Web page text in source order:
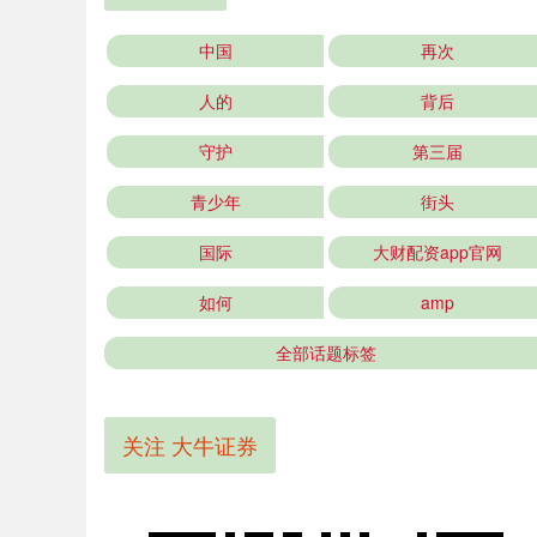
中国 再次
人的 背后
守护 第三届
青少年 街头
国际 大财配资app官网
如何 amp
全部话题标签
关注 大牛证券